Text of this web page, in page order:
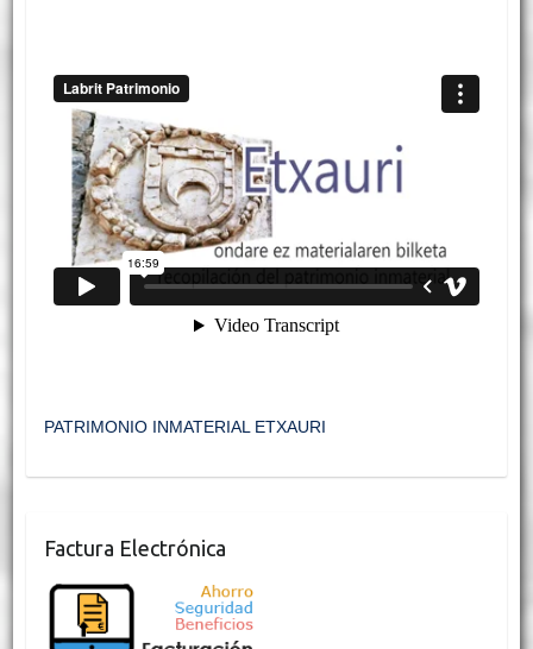
PATRIMONIO INMATERIAL ETXAURI
Factura Electrónica